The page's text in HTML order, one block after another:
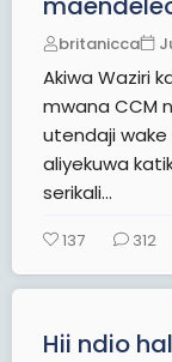
britanicca
Akiwa Waziri
mwana CCM
utendaji wake
aliyekuwa
serikali...
137 312
Hii ndio